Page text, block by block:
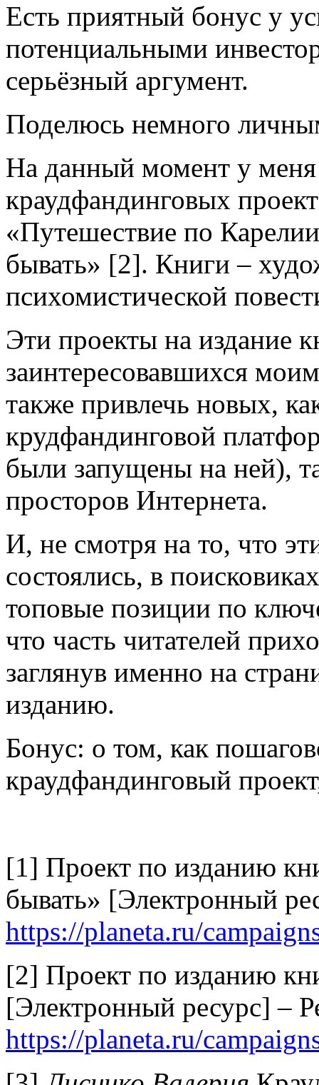
Есть приятный бонус у
потенциальными
серьёзный аргумент.
Поделюсь немного
На данный момент у
краудфандинговых
«Путешествие по
бывать» [2]. Книги –
психомистической
Эти проекты на издание
заинтересовавшихся
также привлечь новых,
крудфандинговой
были запущены на ней),
просторов Интернета.
И, не смотря на то, что
состоялись, в
топовые позиции по
что часть читателей
заглянув именно на
изданию.
Бонус: о том, как
краудфандинговый
[1] Проект по изданию
бывать» [Электронный
https://planeta.ru/
[2] Проект по изданию
[Электронный ресурс] –
https://planeta.ru/